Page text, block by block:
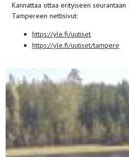
Kannattaa ottaa erityiseen seurantaan
Tampereen nettisivut:
https://yle.fi/uutiset
https://yle.fi/uutiset/tampere